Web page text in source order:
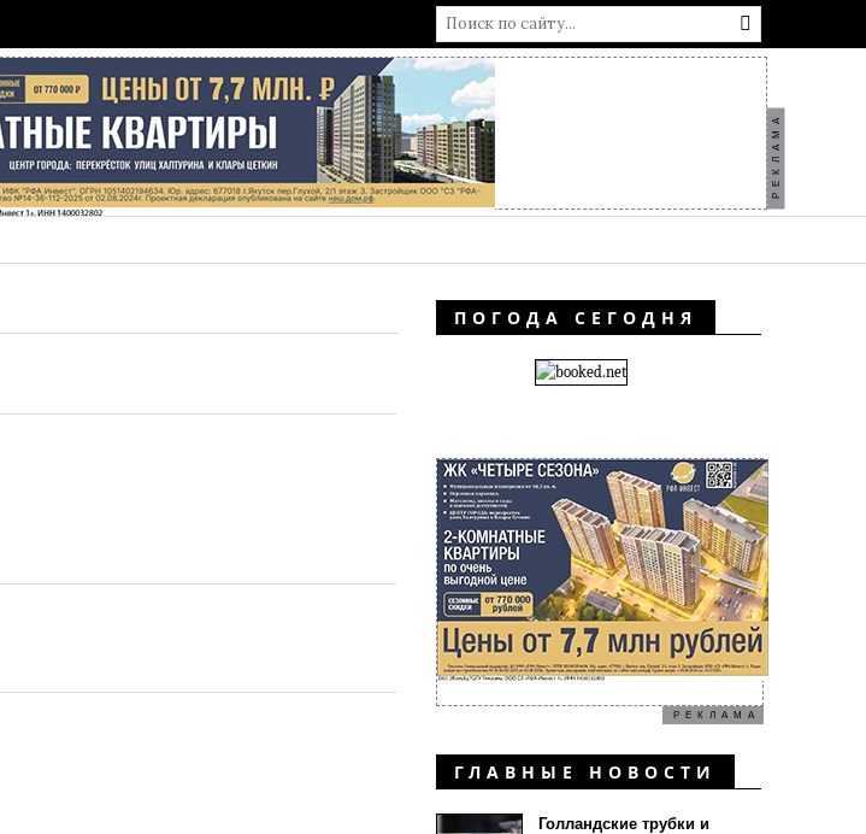
РЕКЛАМА
ПОГОДА СЕГОДНЯ
РЕКЛАМА
ГЛАВНЫЕ НОВОСТИ
Голландские трубки и